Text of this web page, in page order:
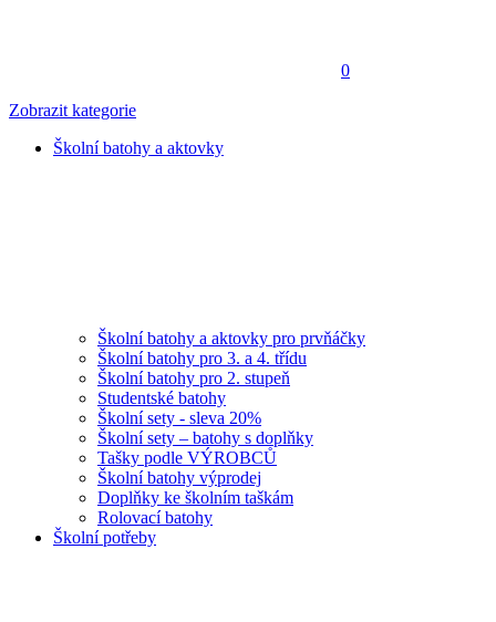
0
Zobrazit kategorie
Školní batohy a aktovky
Školní batohy a aktovky pro prvňáčky
Školní batohy pro 3. a 4. třídu
Školní batohy pro 2. stupeň
Studentské batohy
Školní sety - sleva 20%
Školní sety – batohy s doplňky
Tašky podle VÝROBCŮ
Školní batohy výprodej
Doplňky ke školním taškám
Rolovací batohy
Školní potřeby